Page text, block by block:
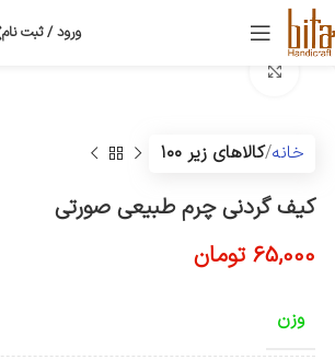
ورود / ثبت نام
خانه کالاهای زیر ۱۰۰
کیف گردنی چرم طبیعی صورتی
65,000 تومان
وزن